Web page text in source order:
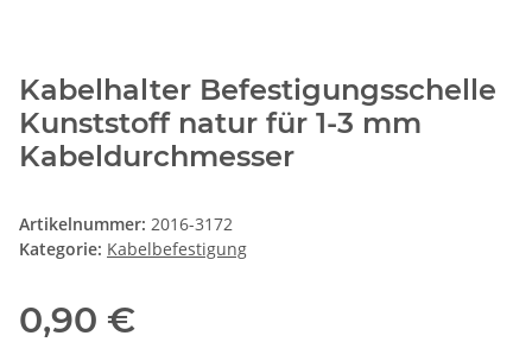
Kabelhalter Befestigungsschelle
Kunststoff natur für 1-3 mm
Kabeldurchmesser
Artikelnummer: 2016-3172
Kategorie: Kabelbefestigung
0,90 €